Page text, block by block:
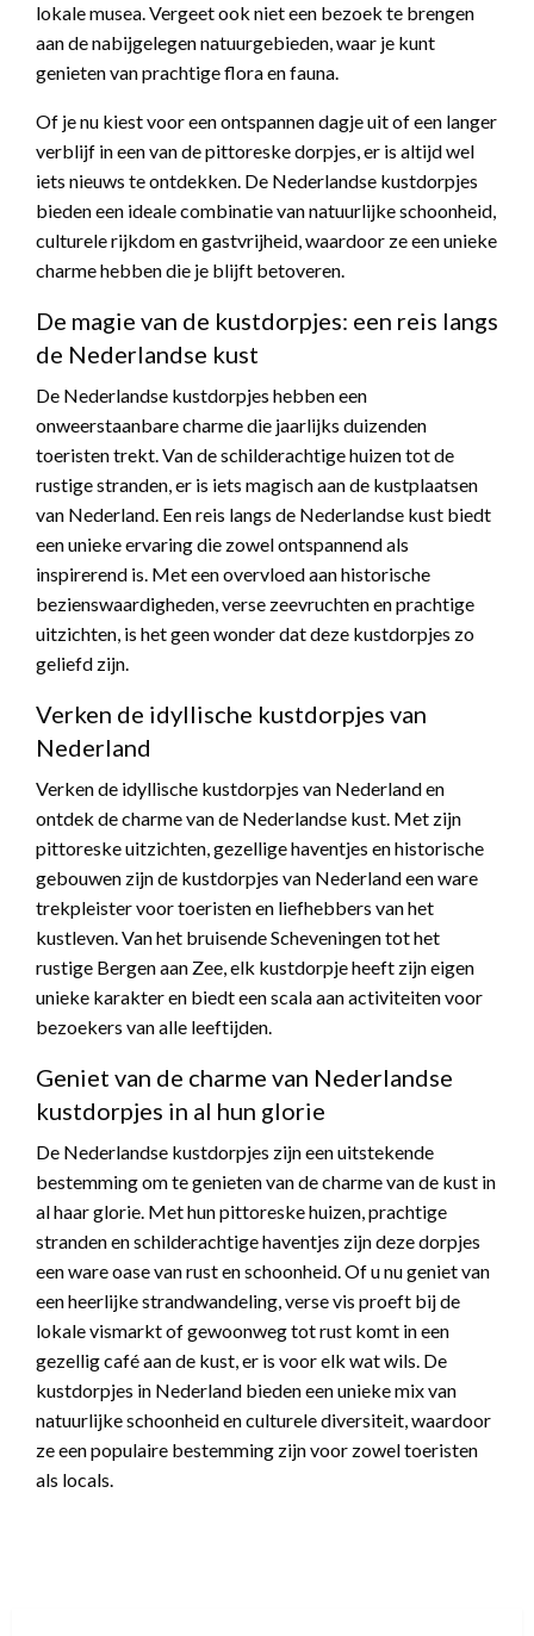
lokale musea. Vergeet ook niet een bezoek te brengen
aan de nabijgelegen natuurgebieden, waar je kunt
genieten van prachtige flora en fauna.
Of je nu kiest voor een ontspannen dagje uit of een langer
verblijf in een van de pittoreske dorpjes, er is altijd wel
iets nieuws te ontdekken. De Nederlandse kustdorpjes
bieden een ideale combinatie van natuurlijke schoonheid,
culturele rijkdom en gastvrijheid, waardoor ze een unieke
charme hebben die je blijft betoveren.
De magie van de kustdorpjes: een reis langs
de Nederlandse kust
De Nederlandse kustdorpjes hebben een
onweerstaanbare charme die jaarlijks duizenden
toeristen trekt. Van de schilderachtige huizen tot de
rustige stranden, er is iets magisch aan de kustplaatsen
van Nederland. Een reis langs de Nederlandse kust biedt
een unieke ervaring die zowel ontspannend als
inspirerend is. Met een overvloed aan historische
bezienswaardigheden, verse zeevruchten en prachtige
uitzichten, is het geen wonder dat deze kustdorpjes zo
geliefd zijn.
Verken de idyllische kustdorpjes van
Nederland
Verken de idyllische kustdorpjes van Nederland en
ontdek de charme van de Nederlandse kust. Met zijn
pittoreske uitzichten, gezellige haventjes en historische
gebouwen zijn de kustdorpjes van Nederland een ware
trekpleister voor toeristen en liefhebbers van het
kustleven. Van het bruisende Scheveningen tot het
rustige Bergen aan Zee, elk kustdorpje heeft zijn eigen
unieke karakter en biedt een scala aan activiteiten voor
bezoekers van alle leeftijden.
Geniet van de charme van Nederlandse
kustdorpjes in al hun glorie
De Nederlandse kustdorpjes zijn een uitstekende
bestemming om te genieten van de charme van de kust in
al haar glorie. Met hun pittoreske huizen, prachtige
stranden en schilderachtige haventjes zijn deze dorpjes
een ware oase van rust en schoonheid. Of u nu geniet van
een heerlijke strandwandeling, verse vis proeft bij de
lokale vismarkt of gewoonweg tot rust komt in een
gezellig café aan de kust, er is voor elk wat wils. De
kustdorpjes in Nederland bieden een unieke mix van
natuurlijke schoonheid en culturele diversiteit, waardoor
ze een populaire bestemming zijn voor zowel toeristen
als locals.